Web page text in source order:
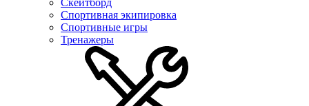
Скейтборд
Спортивная экипировка
Спортивные игры
Тренажеры